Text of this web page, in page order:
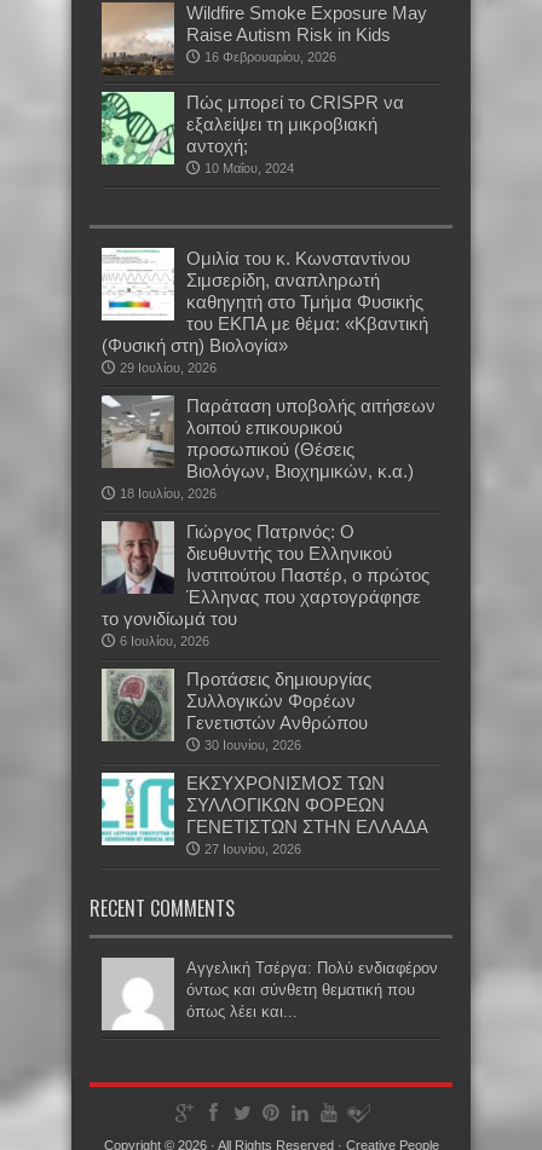
Wildfire Smoke Exposure May
Raise Autism Risk in Kids
16 Φεβρουαρίου, 2026
Πώς μπορεί το CRISPR να
εξαλείψει τη μικροβιακή
αντοχή;
10 Μαΐου, 2024
Oμιλία του κ. Κωνσταντίνου
Σιμσερίδη, αναπληρωτή
καθηγητή στο Τμήμα Φυσικής
του ΕΚΠΑ με θέμα: «Κβαντική
(Φυσική στη) Βιολογία»
29 Ιουλίου, 2026
Παράταση υποβολής αιτήσεων
λοιπού επικουρικού
προσωπικού (Θέσεις
Βιολόγων, Βιοχημικών, κ.α.)
18 Ιουλίου, 2026
Γιώργος Πατρινός: Ο
διευθυντής του Ελληνικού
Ινστιτούτου Παστέρ, ο πρώτος
Έλληνας που χαρτογράφησε
το γονιδίωμά του
6 Ιουλίου, 2026
Προτάσεις δημιουργίας
Συλλογικών Φορέων
Γενετιστών Ανθρώπου
30 Ιουνίου, 2026
EKΣΥΧΡΟΝΙΣΜΟΣ ΤΩΝ
ΣΥΛΛΟΓΙΚΩΝ ΦΟΡΕΩΝ
ΓΕΝΕΤΙΣΤΩΝ ΣΤΗΝ ΕΛΛΑΔΑ
27 Ιουνίου, 2026
RECENT COMMENTS
Αγγελική Τσέργα: Πολύ ενδιαφέρον
όντως και σύνθετη θεματική που
όπως λέει και...
Copyright © 2026 · All Rights Reserved · Creative People